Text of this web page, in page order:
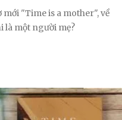
mới "Time is a mother", về
là một người mẹ?